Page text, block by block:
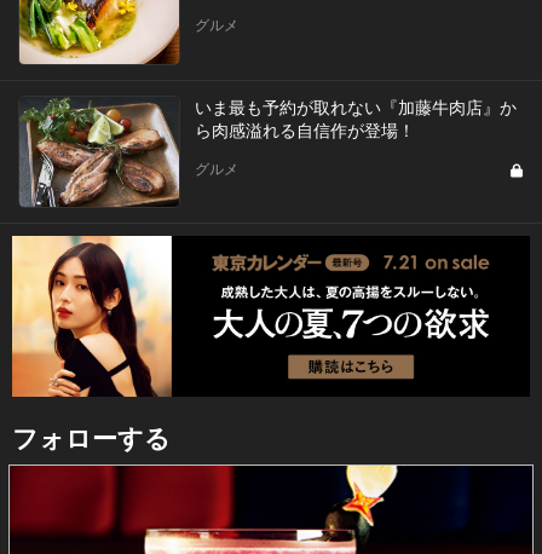
グルメ
いま最も予約が取れない『加藤牛肉店』か
ら肉感溢れる自信作が登場！
グルメ
フォローする